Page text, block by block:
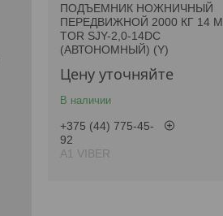
ПОДЪЕМНИК НОЖНИЧНЫЙ
ПЕРЕДВИЖНОЙ 2000 КГ 14 М
TOR SJY-2,0-14DC
(АВТОНОМНЫЙ) (Y)
Цену уточняйте
В наличии
+375 (44) 775-45-
92
А1 VIBER